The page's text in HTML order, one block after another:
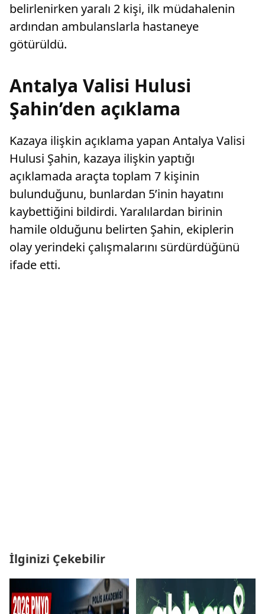
belirlenirken yaralı 2 kişi, ilk müdahalenin
ardından ambulanslarla hastaneye
götürüldü.
Antalya Valisi Hulusi
Şahin’den açıklama
Kazaya ilişkin açıklama yapan Antalya Valisi
Hulusi Şahin, kazaya ilişkin yaptığı
açıklamada araçta toplam 7 kişinin
bulunduğunu, bunlardan 5’inin hayatını
kaybettiğini bildirdi. Yaralılardan birinin
hamile olduğunu belirten Şahin, ekiplerin
olay yerindeki çalışmalarını sürdürdüğünü
ifade etti.
İlginizi Çekebilir